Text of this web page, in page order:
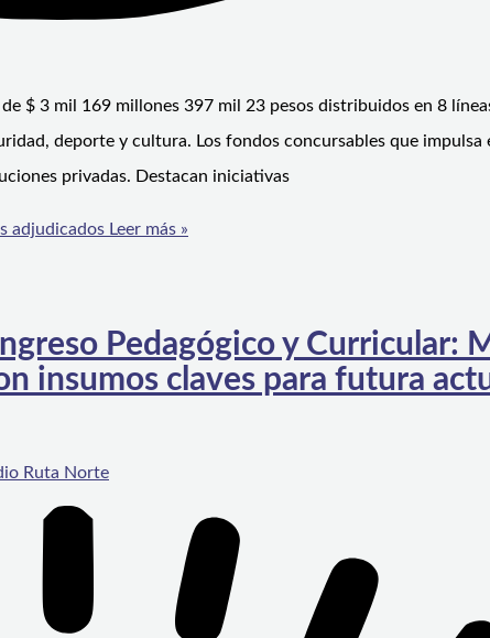
$ 3 mil 169 millones 397 mil 23 pesos distribuidos en 8
deporte y cultura. Los fondos concursables que impulsa
privadas. Destacan iniciativas
adjudicados Leer más »
Pedagógico y Curricular:
insumos claves para futura
Ruta Norte